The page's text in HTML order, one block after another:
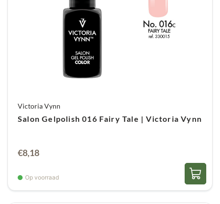
Victoria Vynn
Salon Gelpolish 016 Fairy Tale | Victoria Vynn
€8,18
Op voorraad